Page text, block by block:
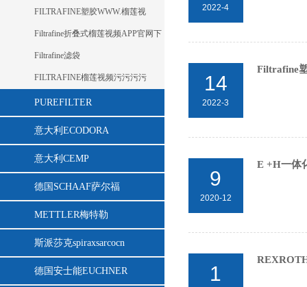
网下载进入窗口
FILTRAFINE塑胶WWW.榴莲视
频.COM
Filtrafine折叠式榴莲视频APP官网下
载进入窗口
Filtrafine滤袋
FILTRAFINE榴莲视频污污污污
PUREFILTER
意大利ECODORA
意大利CEMP
德国SCHAAF萨尔福
METTLER梅特勒
斯派莎克spiraxsarcocn
德国安士能EUCHNER
2022-4
14
2022-3
Filtrafine
9
2020-12
E +H一体
1